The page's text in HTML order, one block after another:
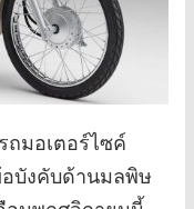
ถมอเตอร์ไซค์
บังคับด้านมลพิษ